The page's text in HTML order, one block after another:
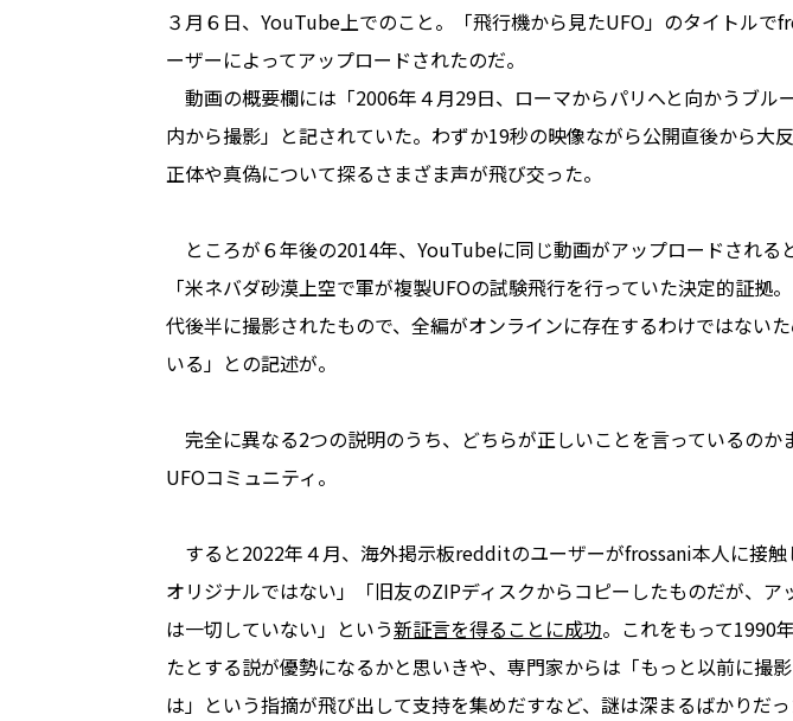
３月６日、YouTube上でのこと。「飛行機から見たUFO」のタイトルで
ーザーによってアップロードされたのだ。
動画の概要欄には「2006年４月29日、ローマからパリへと向かうブル
内から撮影」と記されていた。わずか19秒の映像ながら公開直後から大
正体や真偽について探るさまざま声が飛び交った。
ところが６年後の2014年、YouTubeに同じ動画がアップロードされる
「米ネバダ砂漠上空で軍が複製UFOの試験飛行を行っていた決定的証拠
代後半に撮影されたもので、全編がオンラインに存在するわけではない
いる」との記述が。
完全に異なる2つの説明のうち、どちらが正しいことを言っているのか――
UFOコミュニティ。
すると2022年４月、海外掲示板redditのユーザーがfrossani本人に接触
オリジナルではない」「旧友のZIPディスクからコピーしたものだが、ア
は一切していない」という新証言を得ることに成功。これをもって1990
たとする説が優勢になるかと思いきや、専門家からは「もっと以前に撮
は」という指摘が飛び出して支持を集めだすなど、謎は深まるばかりだっ